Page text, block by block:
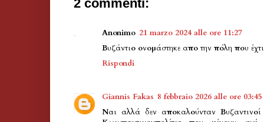
2 commenti:
Anonimo 21 marzo 2024 alle ore 11:27
Βυζάντιο ονομάστηκε απο την πόλη που
Rispondi
Giannis Fakas 8 febbraio 2026 alle ore 03:45
Ναι αλλά δεν αποκαλούνταν